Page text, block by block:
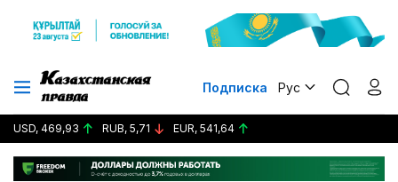
Подписка Рус
USD, 469,93 RUB, 5,71 EUR, 541,64